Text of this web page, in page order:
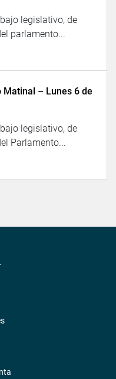
legislativo, de
parlamento...
Matinal – Lunes 6 de
legislativo, de
Parlamento...